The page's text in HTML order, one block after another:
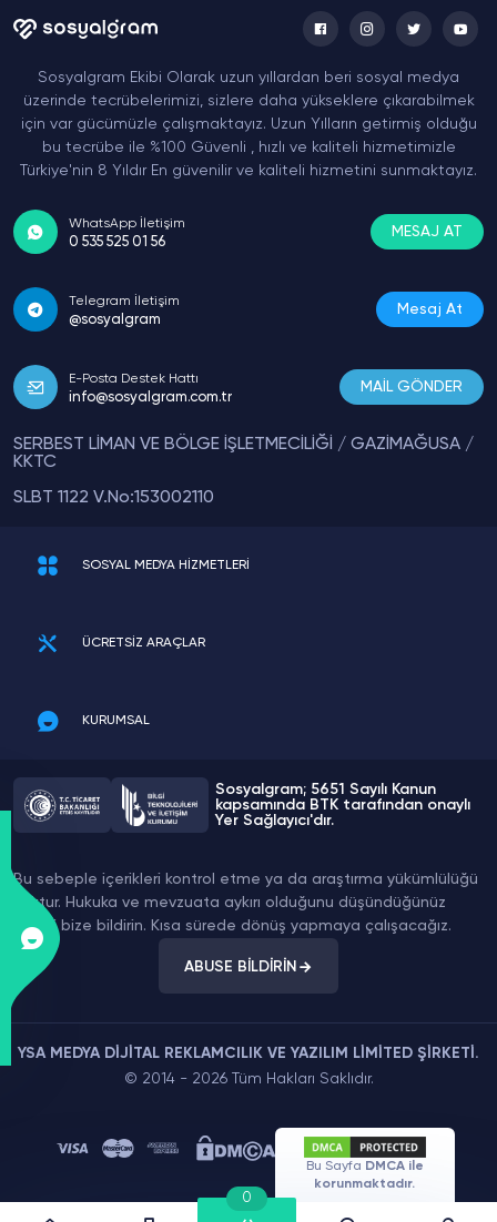
Sosyalgram Ekibi Olarak uzun yıllardan beri sosyal medya
üzerinde tecrübelerimizi, sizlere daha yükseklere çıkarabilmek
için var gücümüzle çalışmaktayız. Uzun Yılların getirmiş olduğu
bu tecrübe ile %100 Güvenli , hızlı ve kaliteli hizmetimizle
Türkiye'nin 8 Yıldır En güvenilir ve kaliteli hizmetini sunmaktayız.
WhatsApp İletişim
0 535 525 01 56
MESAJ AT
Telegram İletişim
@sosyalgram
Mesaj At
E-Posta Destek Hattı
info@sosyalgram.com.tr
MAİL GÖNDER
SERBEST LİMAN VE BÖLGE İŞLETMECİLİĞİ / GAZİMAĞUSA /
KKTC
SLBT 1122 V.No:153002110
SOSYAL MEDYA HİZMETLERİ
ÜCRETSİZ ARAÇLAR
KURUMSAL
Sosyalgram; 5651 Sayılı Kanun
kapsamında BTK tarafından onaylı
Yer Sağlayıcı'dır.
Bu sebeple içerikleri kontrol etme ya da araştırma yükümlülüğü
yoktur. Hukuka ve mevzuata aykırı olduğunu düşündüğünüz
içeriği bize bildirin. Kısa sürede dönüş yapmaya çalışacağız.
ABUSE BİLDİRİN
YSA MEDYA DİJİTAL REKLAMCILIK VE YAZILIM LİMİTED ŞİRKETİ.
© 2014 - 2026 Tüm Hakları Saklıdır.
Bu Sayfa DMCA ile
korunmaktadır.
0